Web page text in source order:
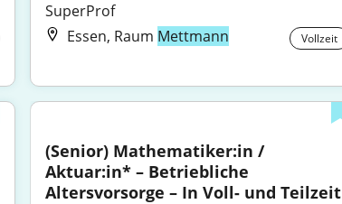
SuperProf
Essen, Raum Mettmann Vollzeit
(Senior) Mathematiker:in /
Aktuar:in* – Betriebliche
Altersvorsorge – In Voll- und Teilzeit